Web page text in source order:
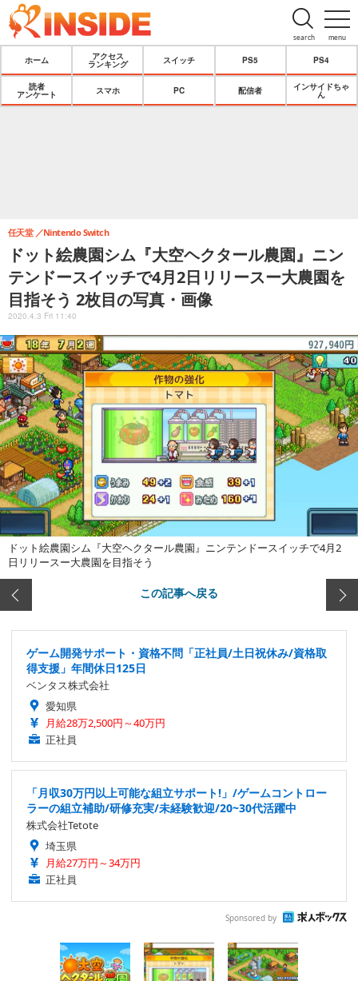
menu
search
ホーム
アクセス
ランキング
スイッチ PS5 PS4
読者
アンケート
スマホ PC 配信者
インサイドちゃ
ん
ドット絵農園シム『大空ヘクタール農園』ニン
テンドースイッチで4月2日リリースー大農園を
目指そう 2枚目の写真・画像
任天堂 Nintendo Switch
2020.4.3 Fri 11:40
ドット絵農園シム『大空ヘクタール農園』ニンテンドースイッチで4月2
日リリースー大農園を目指そう
この記事へ戻る
ゲーム開発サポート・資格不問「正社員/土日祝休み/資格取
得支援」年間休日125日
ベンタス株式会社
愛知県
月給28万2,500円～40万円
正社員
「月収30万円以上可能な組立サポート!」/ゲームコントロー
ラーの組立補助/研修充実/未経験歓迎/20~30代活躍中
株式会社Tetote
埼玉県
月給27万円～34万円
正社員
Sponsored by